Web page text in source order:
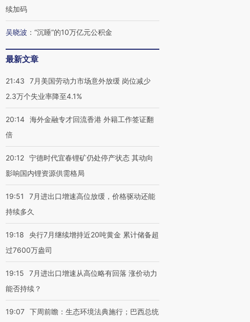
续加码
吴晓波 ： “沉睡”的10万亿元公积金
最新文章
21:43
7月美国劳动力市场意外放缓 岗位减少
2.3万个失业率降至4.1%
20:14 海外金融专才回流香港 外籍工作签证翻
倍
20:12 宁德时代宜春锂矿仍处停产状态 其动向
影响国内锂资源供需格局
19:51
7月进出口增速高位放缓，价格驱动还能
持续多久
19:18
央行7月继续增持近20吨黄金 累计储备超
过7600万盎司
19:15
7月进出口增速从高位略有回落 涨价动力
能否持续？
19:07 下周前瞻：生态环境法典施行；巴西总统